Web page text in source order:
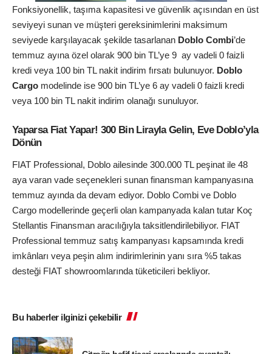
Fonksiyonellik, taşıma kapasitesi ve güvenlik açısından en üst
seviyeyi sunan ve müşteri gereksinimlerini maksimum
seviyede karşılayacak şekilde tasarlanan Doblo Combi’de
temmuz ayına özel olarak 900 bin TL’ye 9 ay vadeli 0 faizli
kredi veya 100 bin TL nakit indirim fırsatı bulunuyor. Doblo
Cargo modelinde ise 900 bin TL’ye 6 ay vadeli 0 faizli kredi
veya 100 bin TL nakit indirim olanağı sunuluyor.
Yaparsa Fiat Yapar! 300 Bin Lirayla Gelin, Eve Doblo’yla
Dönün
FIAT Professional, Doblo ailesinde 300.000 TL peşinat ile 48
aya varan vade seçenekleri sunan finansman kampanyasına
temmuz ayında da devam ediyor. Doblo Combi ve Doblo
Cargo modellerinde geçerli olan kampanyada kalan tutar Koç
Stellantis Finansman aracılığıyla taksitlendirilebiliyor. FIAT
Professional temmuz satış kampanyası kapsamında kredi
imkânları veya peşin alım indirimlerinin yanı sıra %5 takas
desteği FIAT showroomlarında tüketicileri bekliyor.
Bu haberler ilginizi çekebilir